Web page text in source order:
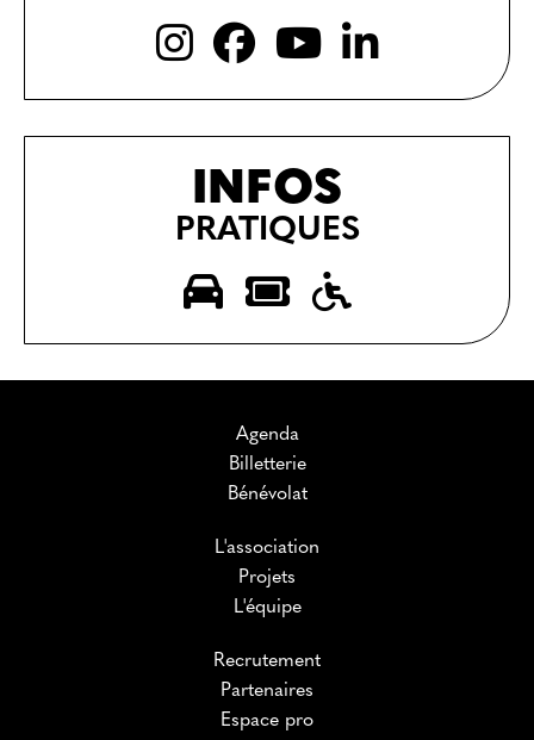
INFOS
PRATIQUES
Agenda
Billetterie
Bénévolat
L'association
Projets
L'équipe
Recrutement
Partenaires
Espace pro